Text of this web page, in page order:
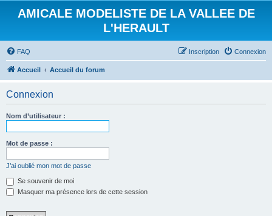
AMICALE MODELISTE DE LA VALLEE DE
L'HERAULT
FAQ Connexion
Inscription
Accueil Accueil du forum
Connexion
Nom d’utilisateur :
Mot de passe :
J’ai oublié mon mot de passe
Se souvenir de moi
Masquer ma présence lors de cette session